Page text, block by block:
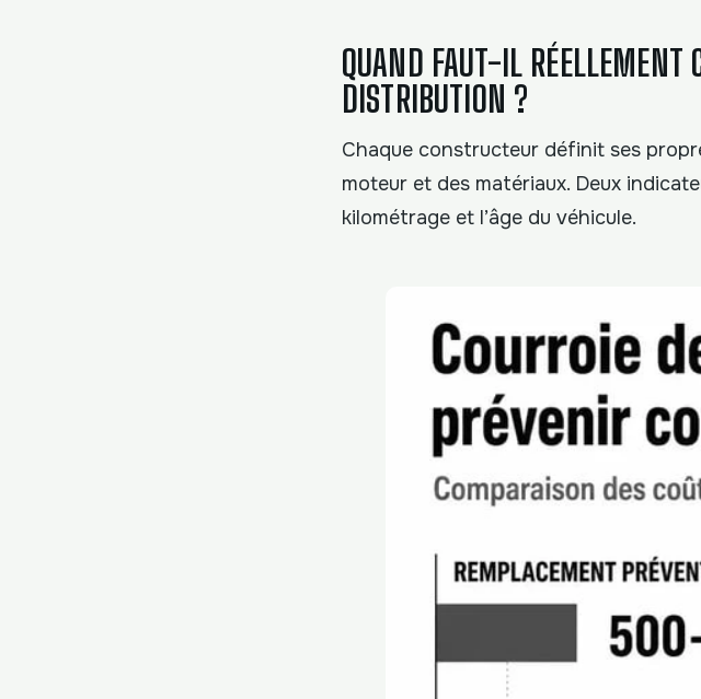
QUAND FAUT-IL RÉELLEMENT
DISTRIBUTION ?
Chaque constructeur définit ses
moteur et des matériaux. Deux
kilométrage et l’âge du véhicule.